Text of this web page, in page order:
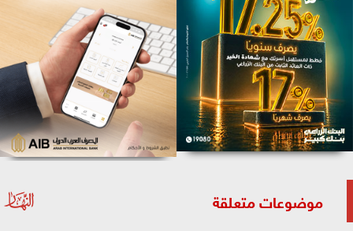
موضوعات متعلقة